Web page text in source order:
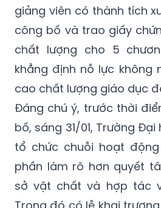
giảng viên có thành tích
công bố và trao giấy
chất lượng cho 5
khẳng định nỗ lực không
cao chất lượng giáo dục
Đáng chú ý, trước thời
bố, sáng 31/01, Trường
tổ chức chuỗi hoạt
phần làm rõ hơn quyết
sở vật chất và hợp tác